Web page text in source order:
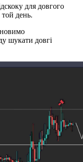
для довгого
день.
шукати довгі